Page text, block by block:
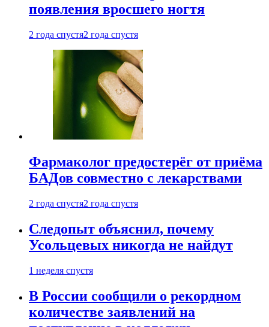
появления вросшего ногтя
2 года спустя2 года спустя
Фармаколог предостерёг от приёма
БАДов совместно с лекарствами
2 года спустя2 года спустя
Следопыт объяснил, почему
Усольцевых никогда не найдут
1 неделя спустя
В России сообщили о рекордном
количестве заявлений на